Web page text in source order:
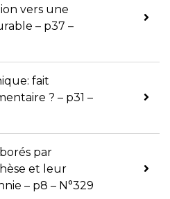
vers une
– p37 –
fait
? – p31 –
par
et leur
– p8 – N°329